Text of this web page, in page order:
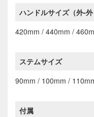
ハンドルサイズ（外-外
420mm / 440mm /
ステムサイズ
90mm / 100mm /
付属